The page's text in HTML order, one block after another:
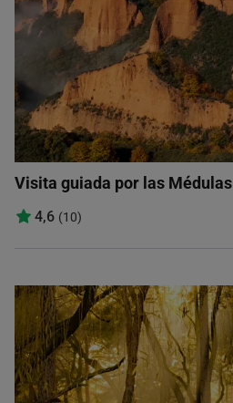
Visita guiada por las Médulas
4,6 (10)